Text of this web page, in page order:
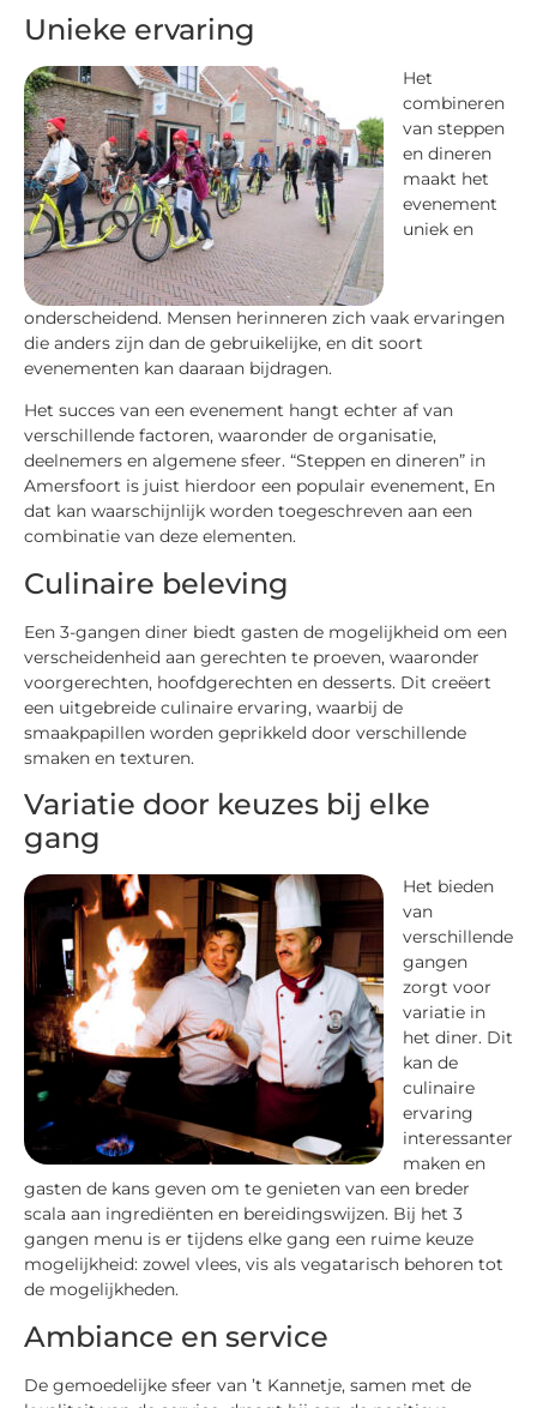
Unieke ervaring
Het
combineren
van steppen
en dineren
maakt het
evenement
uniek en
onderscheidend. Mensen herinneren zich vaak ervaringen
die anders zijn dan de gebruikelijke, en dit soort
evenementen kan daaraan bijdragen.
Het succes van een evenement hangt echter af van
verschillende factoren, waaronder de organisatie,
deelnemers en algemene sfeer. “Steppen en dineren” in
Amersfoort is juist hierdoor een populair evenement, En
dat kan waarschijnlijk worden toegeschreven aan een
combinatie van deze elementen.
Culinaire beleving
Een 3-gangen diner biedt gasten de mogelijkheid om een
verscheidenheid aan gerechten te proeven, waaronder
voorgerechten, hoofdgerechten en desserts. Dit creëert
een uitgebreide culinaire ervaring, waarbij de
smaakpapillen worden geprikkeld door verschillende
smaken en texturen.
Variatie door keuzes bij elke
gang
Het bieden
van
verschillende
gangen
zorgt voor
variatie in
het diner. Dit
kan de
culinaire
ervaring
interessanter
maken en
gasten de kans geven om te genieten van een breder
scala aan ingrediënten en bereidingswijzen. Bij het 3
gangen menu is er tijdens elke gang een ruime keuze
mogelijkheid: zowel vlees, vis als vegatarisch behoren tot
de mogelijkheden.
Ambiance en service
De gemoedelijke sfeer van ’t Kannetje, samen met de